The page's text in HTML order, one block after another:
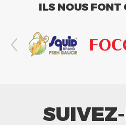
ILS NOUS FONT